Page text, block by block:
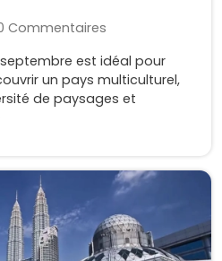
Commentaires
est idéal pour
un pays multiculturel,
de paysages et